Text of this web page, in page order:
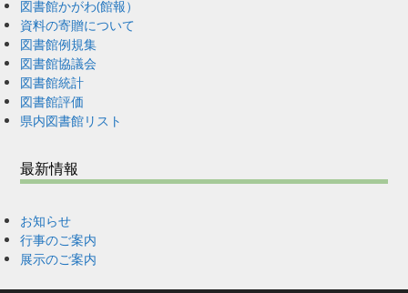
図書館かがわ(館報）
資料の寄贈について
図書館例規集
図書館協議会
図書館統計
図書館評価
県内図書館リスト
最新情報
お知らせ
行事のご案内
展示のご案内